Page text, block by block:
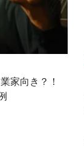
家向き？！